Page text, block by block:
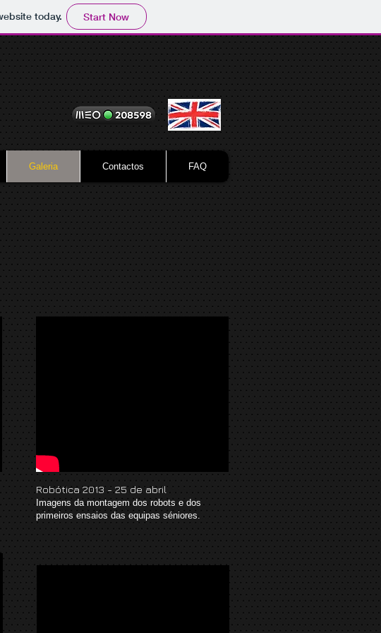
today. Start Now
Galeria Contactos FAQ
Robótica 2013 - 25 de abril
Imagens da montagem dos robots e dos
primeiros ensaios das equipas séniores.